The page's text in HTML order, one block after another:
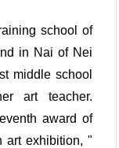
school of
in Nai of Nei
middle school
art teacher.
award of
art exhibition, "